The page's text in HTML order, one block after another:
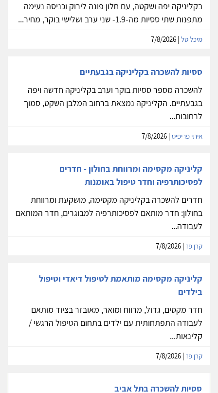
בקליניקה יפה ושקטה, עם חלון פונה לירוק וכניסה נעימה
מתפנות שתי ססיות מה-1.9- שני ערב ושלישי בוקר, מחיר...
מיכל טל
ססיות להשכרה בקליניקה בגבעתיים
להשכרה מספר ססיות בוקר וערב בקליניקה חדשה ויפה
בגבעתיים. הקליניקה נמצאת ברחוב המלבן השקט, סמוך
לרחובות...
איתי פריפיס
קליניקה מקסימה ומרווחת בחולון - חדרים
לפסיכותרפיה וחדר טיפול באומנות
חדרים להשכרה בקליניקה מקסימה, מושקעת ומרווחת
בחולון: חדר מותאם לפסיכותרפיה למבוגרים, חדר המותאם
לעבודה...
קרן פז
קליניקה מקסימה מותאמת לטיפול דיאדי וטיפול
בילדים
חדר מקסים, גדול, מרווח ומואר, מאובזר בציוד מותאם
לעבודה התפתחותית עם ילדים בתחום הטיפול הרגשי /
קלינאות...
קרן פז
ססיות להשכרה בתל אביב